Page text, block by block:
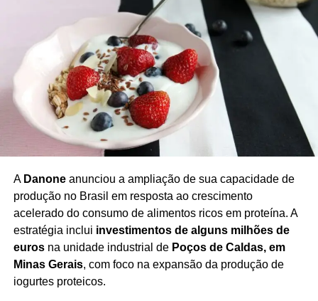
TÓPICOS RELACIONADOS
ALIMENTAÇÃO
ANDRÉ BRAZ
ECONOMIA BRASILEIRA
FGV IBRE
ÍNDICE DE INFLAÇÃO
ÍNDICE DE PREÇOS AO CONSUMIDOR SEMANAL
INFLAÇÃO
INFLAÇÃO ACUMULADA
INFLAÇÃO DE JUNHO
IPC-S
MERCADO FINANCEIRO
META DE INFLAÇÃO
PREÇOS DOS ALIMENTOS
PRÓXIMO
EUA bloqueiam bens de investigados por elo
com o PCC
NÃO PERCA
GWM anuncia segunda fábrica no Brasil
A Danoneanunciou a ampliação de sua capacidade de
produção no Brasil em resposta ao crescimento
acelerado do consumo de alimentos ricos em proteína. A
estratégia inclui investimentos de alguns milhões de
eurosna unidade industrial de Poços de Caldas, em
Minas Gerais, com foco na expansão da produção de
iogurtes proteicos.